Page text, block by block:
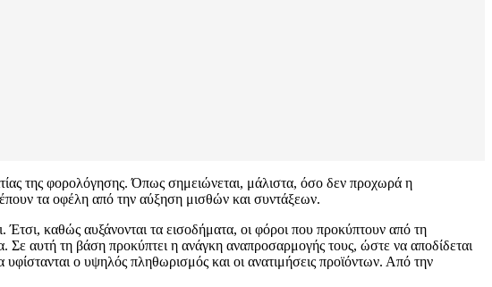
της φορολόγησης. Όπως σημειώνεται, μάλιστα, όσο δεν προχωρά η
τα οφέλη από την αύξηση μισθών και συντάξεων.
καθώς αυξάνονται τα εισοδήματα, οι φόροι που προκύπτουν από τη
Σε αυτή τη βάση προκύπτει η ανάγκη αναπροσαρμογής τους, ώστε να αποδίδεται
ο υψηλός πληθωρισμός και οι ανατιμήσεις προϊόντων. Από την